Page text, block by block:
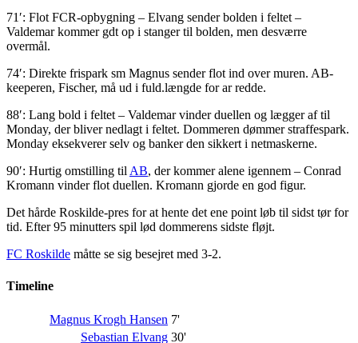
71′: Flot FCR-opbygning – Elvang sender bolden i feltet –
Valdemar kommer gdt op i stanger til bolden, men desværre
overmål.
74′: Direkte frispark sm Magnus sender flot ind over muren. AB-
keeperen, Fischer, må ud i fuld.længde for ar redde.
88′: Lang bold i feltet – Valdemar vinder duellen og lægger af til
Monday, der bliver nedlagt i feltet. Dommeren dømmer straffespark.
Monday eksekverer selv og banker den sikkert i netmaskerne.
90′: Hurtig omstilling til AB, der kommer alene igennem – Conrad
Kromann vinder flot duellen. Kromann gjorde en god figur.
Det hårde Roskilde-pres for at hente det ene point løb til sidst tør for
tid. Efter 95 minutters spil lød dommerens sidste fløjt.
FC Roskilde måtte se sig besejret med 3-2.
Timeline
Magnus Krogh Hansen 7'
Sebastian Elvang 30'